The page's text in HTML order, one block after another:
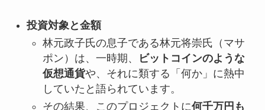
投資対象と金額
林元政子氏の息子である林元将崇氏（マサ
ポン）は、一時期、
ビットコインのような
仮想通貨や、それに類する「何か」に熱中
していたと語られています。
その結果、このプロジェクトに何千万円も